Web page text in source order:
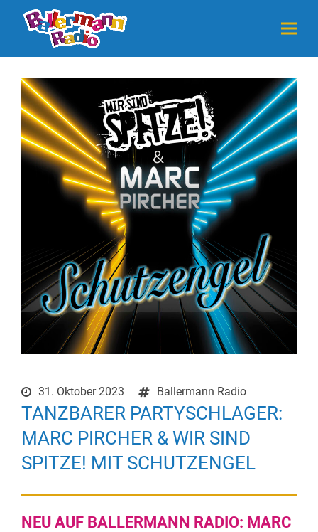
31. Oktober 2023 Ballermann Radio
TANZBARER PARTYSCHLAGER:
MARC PIRCHER & WIR SIND
SPITZE! MIT SCHUTZENGEL
NEU AUF BALLERMANN RADIO: MARC